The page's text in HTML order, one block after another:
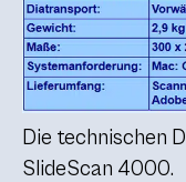
Die technischen
SlideScan 4000.